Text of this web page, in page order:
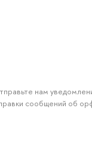
нам
сообщений об